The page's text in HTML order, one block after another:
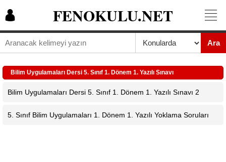
FENOKULU.NET
Ara
Bilim Uygulamaları Dersi 5. Sınıf 1. Dönem 1. Yazılı Sınavı
Bilim Uygulamaları Dersi 5. Sınıf 1. Dönem 1. Yazılı Sınavı 2
5. Sınıf Bilim Uygulamaları 1. Dönem 1. Yazılı Yoklama Soruları